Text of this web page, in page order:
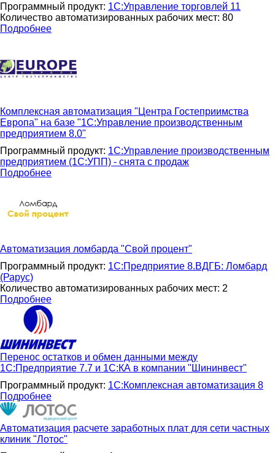
Программный продукт: 1С:Управление торговлей 11
Количество автоматизированных рабочих мест: 80
Подробнее
Комплексная автоматизация "Центра Гостеприимства
Европа" на базе "1С:Управление производственным
предприятием 8.0"
Программный продукт: 1С:Управление производственным
предприятием (1С:УПП) - снята с продаж
Подробнее
Автоматизация ломбарда "Свой процент"
Программный продукт: 1С:Предприятие 8.ВДГБ: Ломбард
(Рарус)
Количество автоматизированных рабочих мест: 2
Подробнее
Перенос остатков и обмен данными между
1С:Предприятие 7.7 и 1С:КА в компании "Шининвест"
Программный продукт: 1С:Комплексная автоматизация 8
Подробнее
Автоматизация расчете заработных плат для сети частных
клиник "Лотос"